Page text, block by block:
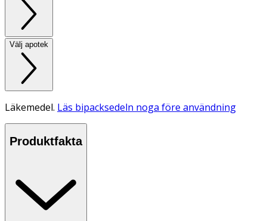
Välj apotek
Läkemedel. Läs bipacksedeln noga före användning
Produktfakta